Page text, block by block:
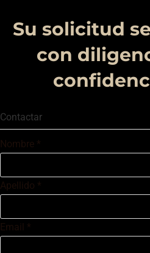
Su solicitud
con
Contactar
Nombre *
Apellido *
Email *